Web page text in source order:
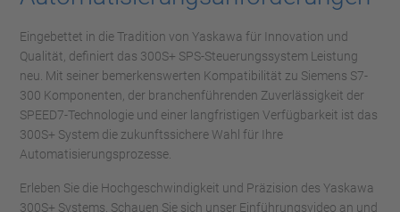
Eingebettet in die Tradition von Yaskawa für Innovation und
Qualität, definiert das 300S+ SPS-Steuerungssystem Leistung
neu. Mit seiner bemerkenswerten Kompatibilität zu Siemens S7-
300 Komponenten, der branchenführenden Zuverlässigkeit der
SPEED7-Technologie und einer langfristigen Verfügbarkeit ist das
300S+ System die zukunftssichere Wahl für Ihre
Automatisierungsprozesse.
Erleben Sie die Hochgeschwindigkeit und Präzision des Yaskawa
300S+ Systems. Schauen Sie sich unser Einführungsvideo an und